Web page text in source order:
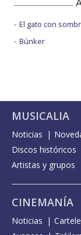
El gato con
Búnker
MUSICALIA
Noticias
Discos históricos
Artistas y grupos
CINEMANÍA
Noticias